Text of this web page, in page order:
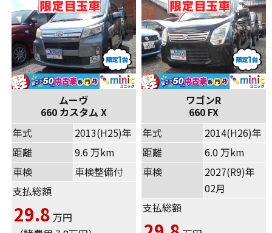
ムーヴ
660 カスタム X
年式
2013(H25)年
距離
9.6 万km
車検
車検整備付
支払総額
29.8 万円
ワゴンR
660 FX
年式
2014(H26)年
距離
6.0 万km
車検
2027(R9)年
02月
支払総額